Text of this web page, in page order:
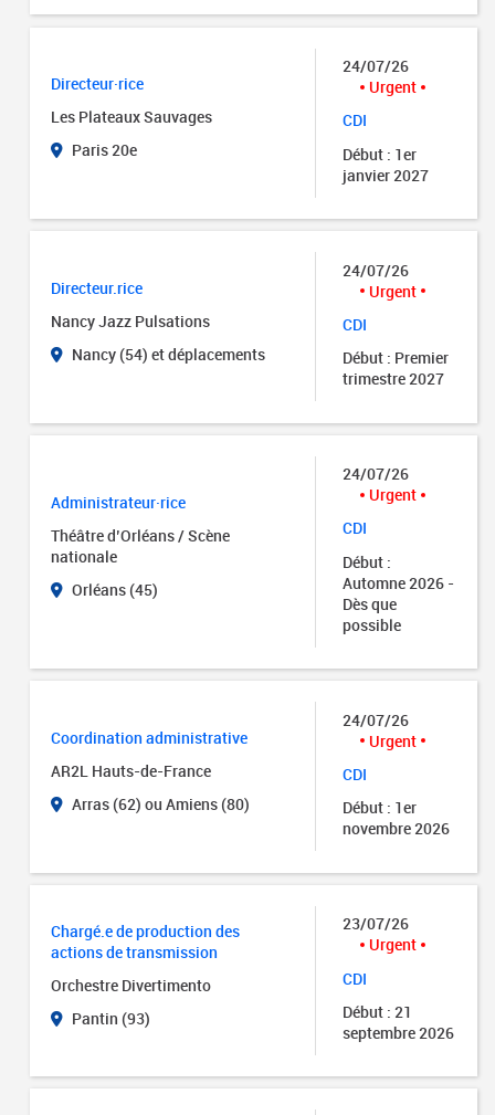
Directeur·rice
Les Plateaux Sauvages
Paris 20e
24/07/26
Urgent
CDI
Début : 1er
janvier 2027
Directeur.rice
Nancy Jazz Pulsations
Nancy (54) et déplacements
24/07/26
Urgent
CDI
Début : Premier
trimestre 2027
Administrateur·rice
Théâtre d’Orléans / Scène
nationale
Orléans (45)
24/07/26
Urgent
CDI
Début :
Automne 2026 -
Dès que
possible
Coordination administrative
AR2L Hauts-de-France
Arras (62) ou Amiens (80)
24/07/26
Urgent
CDI
Début : 1er
novembre 2026
Chargé.e de production des
actions de transmission
Orchestre Divertimento
Pantin (93)
23/07/26
Urgent
CDI
Début : 21
septembre 2026